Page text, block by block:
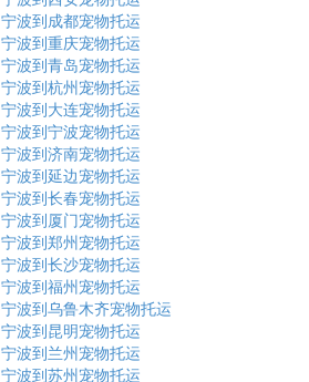
宁波到成都宠物托运
宁波到重庆宠物托运
宁波到青岛宠物托运
宁波到杭州宠物托运
宁波到大连宠物托运
宁波到宁波宠物托运
宁波到济南宠物托运
宁波到延边宠物托运
宁波到长春宠物托运
宁波到厦门宠物托运
宁波到郑州宠物托运
宁波到长沙宠物托运
宁波到福州宠物托运
宁波到乌鲁木齐宠物托运
宁波到昆明宠物托运
宁波到兰州宠物托运
宁波到苏州宠物托运